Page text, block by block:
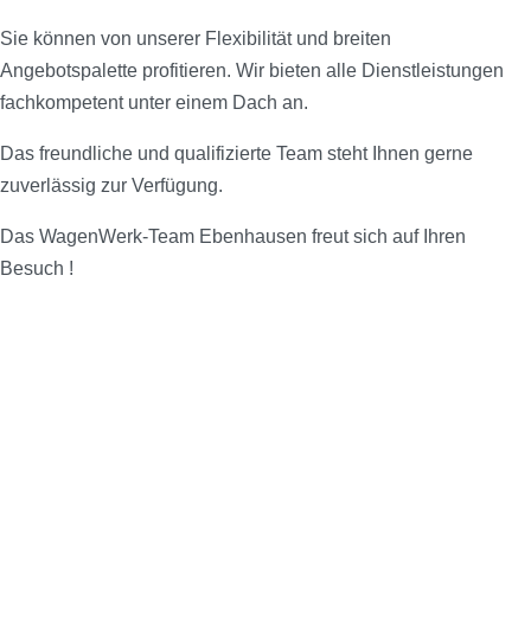
Sie können von unserer Flexibilität und breiten
Angebotspalette profitieren. Wir bieten alle Dienstleistungen
fachkompetent unter einem Dach an.
Das freundliche und qualifizierte Team steht Ihnen gerne
zuverlässig zur Verfügung.
Das WagenWerk-Team Ebenhausen freut sich auf Ihren
Besuch !